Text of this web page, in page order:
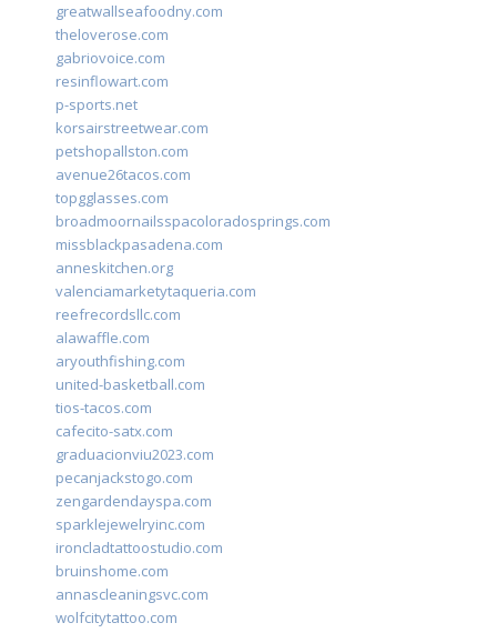
greatwallseafoodny.com
theloverose.com
gabriovoice.com
resinflowart.com
p-sports.net
korsairstreetwear.com
petshopallston.com
avenue26tacos.com
topgglasses.com
broadmoornailsspacoloradosprings.com
missblackpasadena.com
anneskitchen.org
valenciamarketytaqueria.com
reefrecordsllc.com
alawaffle.com
aryouthfishing.com
united-basketball.com
tios-tacos.com
cafecito-satx.com
graduacionviu2023.com
pecanjackstogo.com
zengardendayspa.com
sparklejewelryinc.com
ironcladtattoostudio.com
bruinshome.com
annascleaningsvc.com
wolfcitytattoo.com